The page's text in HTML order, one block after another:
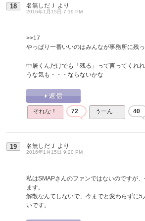
18 名無しだＪ より
2016年1月15日 7:19 PM
>>17
やっぱり一番いいのはみんなが事務所に残
中居くんだけでも「残る」って言ってくれ
うな気も・・・ならないかな
それな！ 72 うーん… 40
19 名無しだＪ より
2016年1月15日 9:20 PM
私はSMAPさんのファンではないのですが
ます。
解散なんてしないで、今までと変わらずに5
いです。